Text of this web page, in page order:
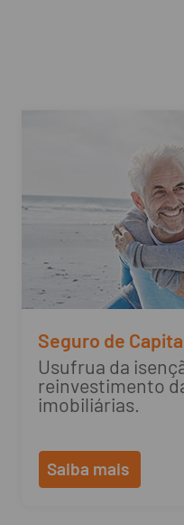
Seguro de
Usufrua da
reinvestimento
imobiliárias.
Saiba mais